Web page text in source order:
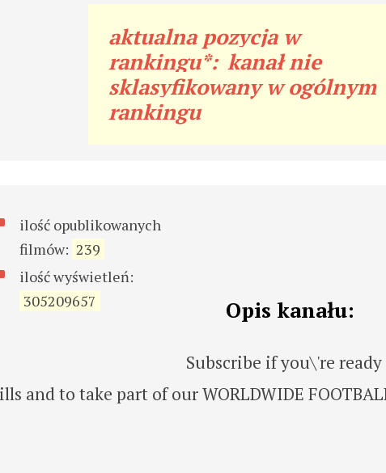
aktualna pozycja w
rankingu*: kanał nie
sklasyfikowany w ogólnym
rankingu
ilość opublikowanych
filmów: 239
ilość wyświetleń:
305209657
Opis kanału:
Subscribe if you\'re ready
and to take part of our WORLDWIDE